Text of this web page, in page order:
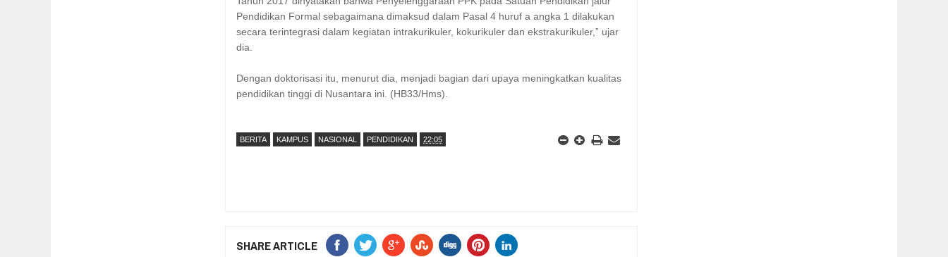
Pendidikan Formal sebagaimana dimaksud dalam Pasal 4 huruf a angka 1 dilakukan
secara terintegrasi dalam kegiatan intrakurikuler, kokurikuler dan ekstrakurikuler,” ujar
dia.
Dengan doktorisasi itu, menurut dia, menjadi bagian dari upaya meningkatkan kualitas
pendidikan tinggi di Nusantara ini. (HB33/Hms).
BERITA KAMPUS NASIONAL PENDIDIKAN 22:05
SHARE ARTICLE